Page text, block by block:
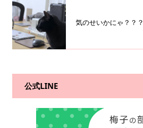
気のせいかにゃ？？？
公式LINE